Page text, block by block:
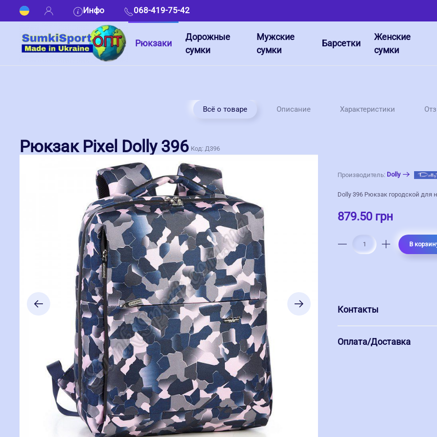
Инфо 068-419-75-42
Рюкзаки
Дорожные
сумки
Мужские
сумки
Барсетки
Женские
сумки
Всё о товаре Описание Характеристики
Рюкзак Pixel Dolly 396 Код: Д396
Производитель: Dolly
Dolly 396 Рюкзак городской для
879.50 грн
В
Контакты
Оплата/Доставка